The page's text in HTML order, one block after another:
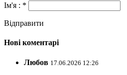
Ім'я : *
Відправити
Нові коментарі
Любов 17.06.2026 12:26